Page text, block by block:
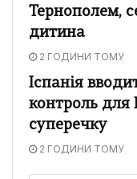
Тернополем,
дитина
2 ГОДИНИ ТОМУ
Іспанія
контроль для
суперечку
2 ГОДИНИ ТОМУ